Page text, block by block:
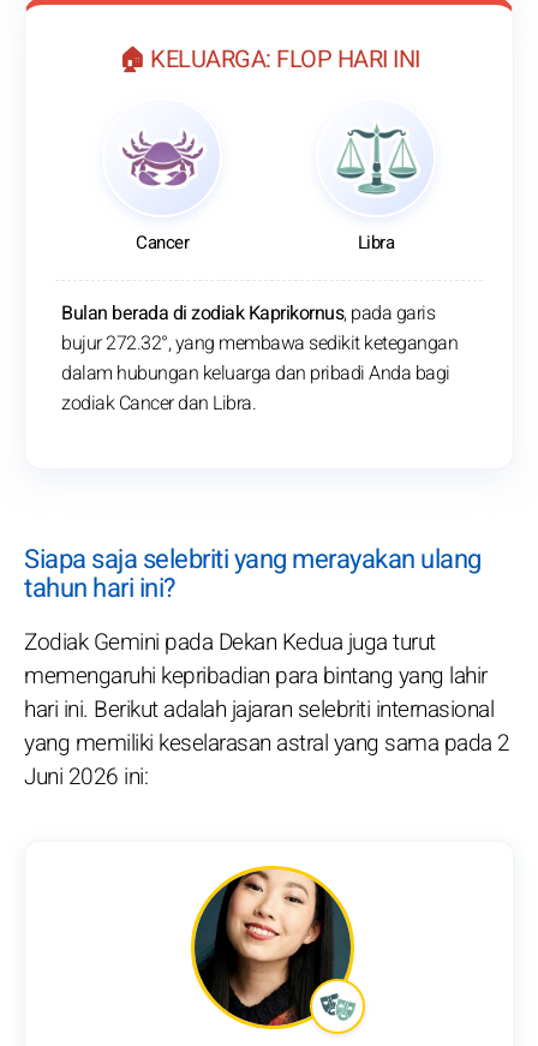
🏠 KELUARGA: FLOP HARI INI
Cancer Libra
Bulan berada di zodiak Kaprikornus, pada garis
bujur 272.32°, yang membawa sedikit ketegangan
dalam hubungan keluarga dan pribadi Anda bagi
zodiak Cancer dan Libra.
Siapa saja selebriti yang merayakan ulang
tahun hari ini?
Zodiak Gemini pada Dekan Kedua juga turut
memengaruhi kepribadian para bintang yang lahir
hari ini. Berikut adalah jajaran selebriti internasional
yang memiliki keselarasan astral yang sama pada 2
Juni 2026 ini: